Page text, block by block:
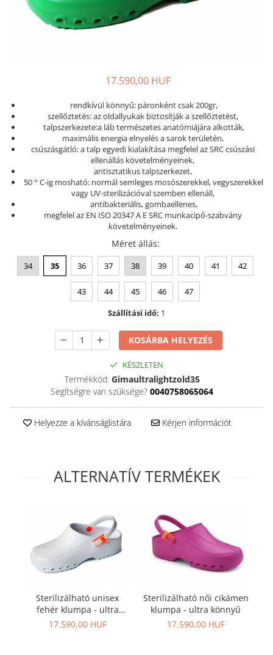
Női nyitott papucs - DOSS
Női szandál - DOSS
Női csukott papucsok - Medi+
Ferfi csukott papucsok - Medi+
Női nyitott papucs - Medi+
LEON KLOMPE LÁBBELI
Női csukott papucs - Leon
Férfi csukott papucs - Leon
Női nyitott papucs - Leon
Férfi nyitott papucs
NYÁRI NŐI LÁBBELI KOLLEKCIÓ
GYEREK SZANDÁL ÉS PAPUCS
TÉLI GYAPJÚ PAPUCSOK - női és
KIVEHETŐ TALPBETÉTES KLUMPA
BÜTYKÖS LÁBRA VALÓ PAPUCS
17.590,00 HUF
rendkívül könnyű: páronként csak 200gr,
szellőztetés: az oldallyukak biztosítják a szellőztetést,
talpszerkezete:a láb természetes anatómiájára alkották,
maximális energia elnyelés a sarok területén,
csúszásgátló: a talp egyedi kialakítása megfelel az SRC csúszási
ellenállás követelményeinek,
antisztatikus talpszerkezet,
50 ° C-ig mosható: normál semleges mosószerekkel, vegyszerekkel
vagy UV-sterilizációval szemben ellenáll,
antibakteriális, gombaellenes,
megfelel az EN ISO 20347 A E SRC munkacipő-szabvány
követelményeinek.
Méret állás:
34 35 36 37 38 39 40 41 42
43 44 45 46
47
Szállítási idő: 1
KOSÁRBA HELYEZÉS
KÉSZLETEN
Termékkód: Gimaultralightzold35
Segítségre van szüksége? 0040758065064
Helyezze a kívánságlistára Kérjen információt
ALTERNATÍV TERMÉKEK
Sterilizálható unisex
fehér klumpa - ultra
könnyű
17.590,00 HUF
Sterilizálható női cikámen
klumpa - ultra könnyű
17.590,00 HUF